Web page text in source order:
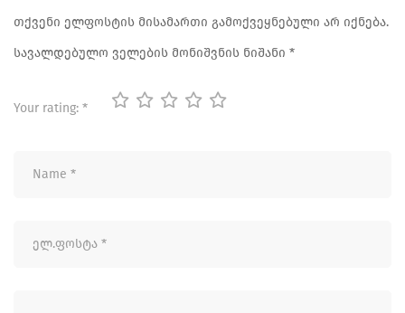
თქვენი ელფოსტის მისამართი გამოქვეყნებული არ იქნება.
სავალდებულო ველების მონიშვნის ნიშანი *
Your rating: *